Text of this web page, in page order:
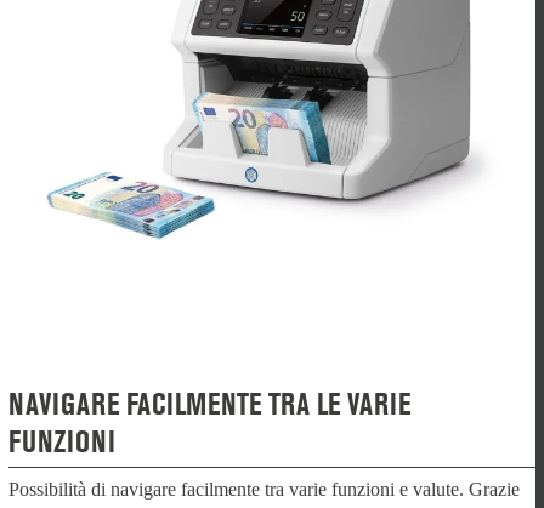
NAVIGARE FACILMENTE TRA LE VARIE
FUNZIONI
Possibilità di navigare facilmente tra varie funzioni e valute. Grazie